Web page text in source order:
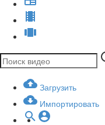
Загрузить
Импортировать